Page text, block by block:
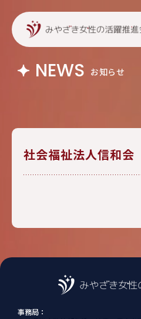
NEWS お知らせ
社会福祉法人信和会
事務局：